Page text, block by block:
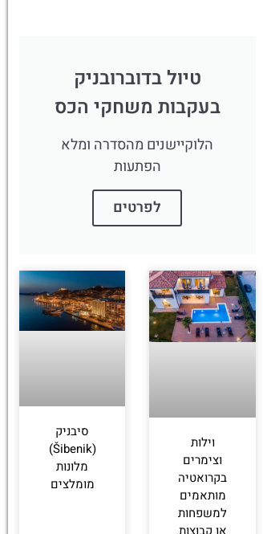
טיול בדוברובניק
בעקבות משחקי הכס
הלוקיישנים מהסדרה ומלא
הפתעות
לפרטים
וילות
וצימרים
בקרואטיה
מותאמים
למשפחות
סיבניק
(Šibenik)
מלונות
מומלצים